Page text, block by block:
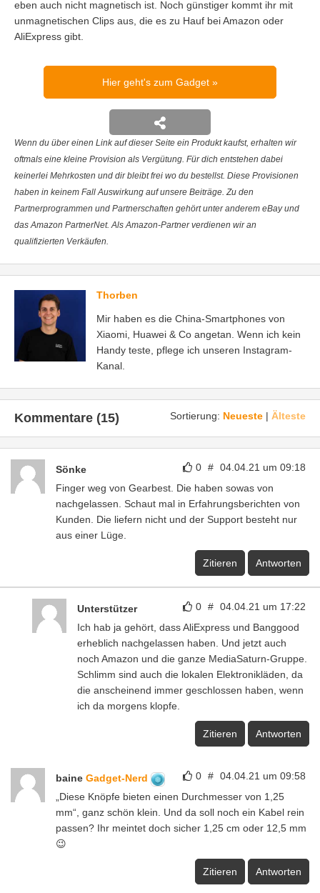
eben auch nicht magnetisch ist. Noch günstiger kommt ihr mit
unmagnetischen Clips aus, die es zu Hauf bei Amazon oder
AliExpress gibt.
Hier geht's zum Gadget
Wenn du über einen Link auf dieser Seite ein Produkt kaufst, erhalten wir
oftmals eine kleine Provision als Vergütung. Für dich entstehen dabei
keinerlei Mehrkosten und dir bleibt frei wo du bestellst. Diese Provisionen
haben in keinem Fall Auswirkung auf unsere Beiträge. Zu den
Partnerprogrammen und Partnerschaften gehört unter anderem eBay und
das Amazon PartnerNet. Als Amazon-Partner verdienen wir an
qualifizierten Verkäufen.
Thorben
Mir haben es die China-Smartphones von
Xiaomi, Huawei & Co angetan. Wenn ich kein
Handy teste, pflege ich unseren Instagram-
Kanal.
Sortierung: Neueste | Älteste
Kommentare (15)
0 # 04.04.21 um 09:18
Sönke
Finger weg von Gearbest. Die haben sowas von
nachgelassen. Schaut mal in Erfahrungsberichten von
Kunden. Die liefern nicht und der Support besteht nur
aus einer Lüge.
Zitieren Antworten
0 # 04.04.21 um 17:22
Unterstützer
Ich hab ja gehört, dass AliExpress und Banggood
erheblich nachgelassen haben. Und jetzt auch
noch Amazon und die ganze MediaSaturn-Gruppe.
Schlimm sind auch die lokalen Elektronikläden, da
die anscheinend immer geschlossen haben, wenn
ich da morgens klopfe.
Zitieren Antworten
0 # 04.04.21 um 09:58
baine Gadget-Nerd
„Diese Knöpfe bieten einen Durchmesser von 1,25
mm“, ganz schön klein. Und da soll noch ein Kabel rein
passen? Ihr meintet doch sicher 1,25 cm oder 12,5 mm
😉
Zitieren Antworten